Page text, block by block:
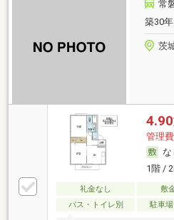
常
築30
茨
4.90
管理
な
1階 /
礼金なし 敷
バス・トイレ別
駐車